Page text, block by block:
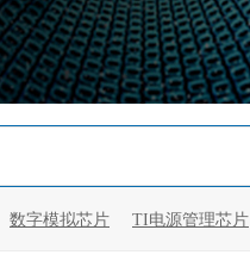
数字模拟芯片 TI电源管理芯片